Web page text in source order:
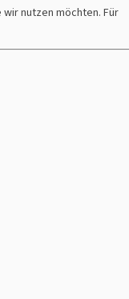
nutzen möchten. Für